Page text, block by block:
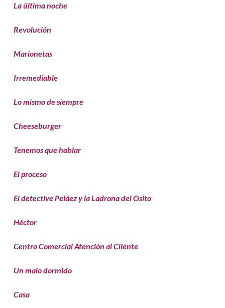
La última noche
Revolución
Marionetas
Irremediable
Lo mismo de siempre
Cheeseburger
Tenemos que hablar
El proceso
El detective Peláez y la Ladrona del Osito
Héctor
Centro Comercial Atención al Cliente
Un malo dormido
Casa